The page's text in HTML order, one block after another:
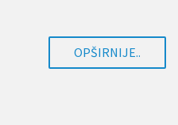
OPŠIRNIJE..